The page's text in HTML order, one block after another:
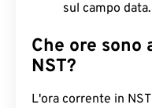
sul campo data.
Che ore sono
NST?
L'ora corrente in